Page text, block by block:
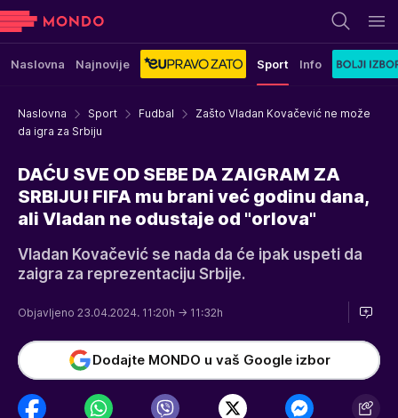
Naslovna Najnovije Sport Info
Naslovna Sport Fudbal
Zašto Vladan Kovačević ne može
da igra za Srbiju
DAĆU SVE OD SEBE DA ZAIGRAM ZA
SRBIJU! FIFA mu brani već godinu dana,
ali Vladan ne odustaje od "orlova"
Vladan Kovačević se nada da će ipak uspeti da
zaigra za reprezentaciju Srbije.
Objavljeno 23.04.2024. 11:20h → 11:32h
Dodajte MONDO u vaš Google izbor